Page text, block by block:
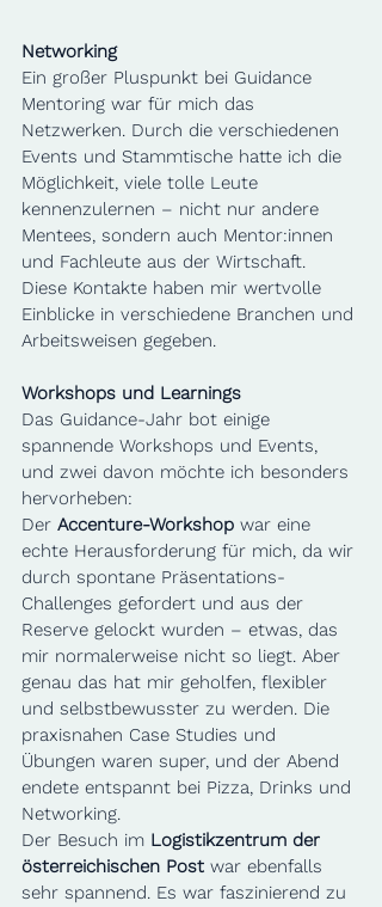
Networking
Ein großer Pluspunkt bei Guidance
Mentoring war für mich das
Netzwerken. Durch die verschiedenen
Events und Stammtische hatte ich die
Möglichkeit, viele tolle Leute
kennenzulernen – nicht nur andere
Mentees, sondern auch Mentor:innen
und Fachleute aus der Wirtschaft.
Diese Kontakte haben mir wertvolle
Einblicke in verschiedene Branchen und
Arbeitsweisen gegeben.
Workshops und Learnings
Das Guidance-Jahr bot einige
spannende Workshops und Events,
und zwei davon möchte ich besonders
hervorheben:
Der Accenture-Workshop war eine
echte Herausforderung für mich, da wir
durch spontane Präsentations-
Challenges gefordert und aus der
Reserve gelockt wurden – etwas, das
mir normalerweise nicht so liegt. Aber
genau das hat mir geholfen, flexibler
und selbstbewusster zu werden. Die
praxisnahen Case Studies und
Übungen waren super, und der Abend
endete entspannt bei Pizza, Drinks und
Networking.
Der Besuch im Logistikzentrum der
österreichischen Post war ebenfalls
sehr spannend. Es war faszinierend zu